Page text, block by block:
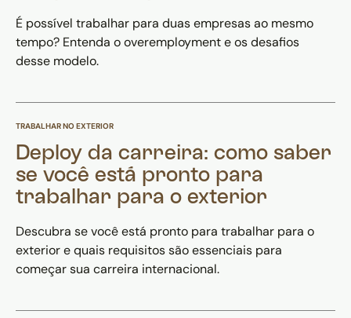
É possível trabalhar para duas empresas ao mesmo
tempo? Entenda o overemployment e os desafios
desse modelo.
TRABALHAR NO EXTERIOR
Deploy da carreira: como saber
se você está pronto para
trabalhar para o exterior
Descubra se você está pronto para trabalhar para o
exterior e quais requisitos são essenciais para
começar sua carreira internacional.